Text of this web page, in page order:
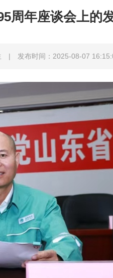
周年座谈会上的
| 发布时间：2025-08-07